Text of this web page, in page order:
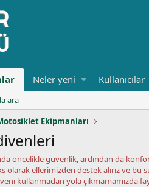
Neler yeni Kullanıcılar
ara
Ekipmanları
öncelikle güvenlik, ardından da
olarak ellerimizden destek alırız ve
kullanmadan yola çıkmamamızda